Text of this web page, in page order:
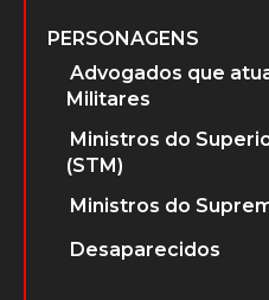
PERSONAGENS
Advogados que
Militares
Ministros do
(STM)
Ministros do
Desaparecidos